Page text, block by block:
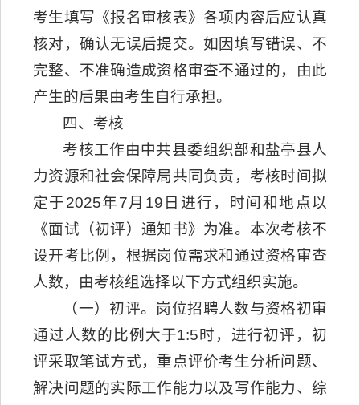
考生填写《报名审核表》各项内容后应认真
核对，确认无误后提交。如因填写错误、不
完整、不准确造成资格审查不通过的，由此
产生的后果由考生自行承担。
四、考核
考核工作由中共县委组织部和盐亭县人
力资源和社会保障局共同负责，考核时间拟
定于2025年7月19日进行，时间和地点以
《面试（初评）通知书》为准。本次考核不
设开考比例，根据岗位需求和通过资格审查
人数，由考核组选择以下方式组织实施。
（一）初评。岗位招聘人数与资格初审
通过人数的比例大于1:5时，进行初评，初
评采取笔试方式，重点评价考生分析问题、
解决问题的实际工作能力以及写作能力、综